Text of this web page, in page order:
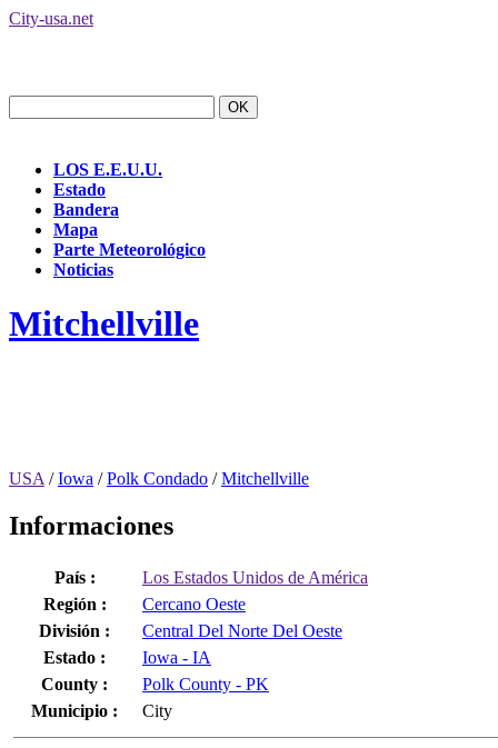
City-usa.net
LOS E.E.U.U.
Estado
Bandera
Mapa
Parte Meteorológico
Noticias
Mitchellville
USA /Iowa /Polk Condado /Mitchellville
Informaciones
País :
Los Estados Unidos de América
Región :
Cercano Oeste
División :
Central Del Norte Del Oeste
Estado :
Iowa - IA
County :
Polk County - PK
Municipio :
City